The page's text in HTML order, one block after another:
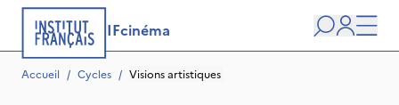
IFcinéma
user
Accueil / Cycles / Visions artistiques